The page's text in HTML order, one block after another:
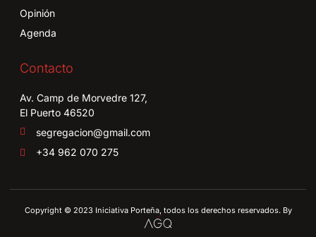
Opinión
Agenda
Contacto
Av. Camp de Morvedre 127,
El Puerto 46520
segregacion@gmail.com
+34 962 070 275
Copyright © 2023 Iniciativa Porteña, todos los derechos reservados. By